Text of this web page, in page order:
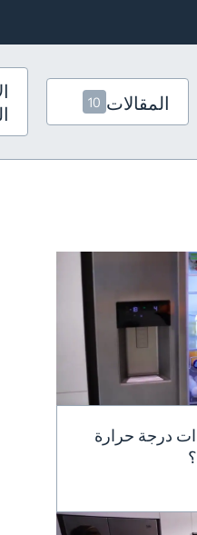
المقالات 10
درجة حرارة